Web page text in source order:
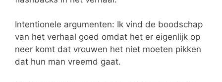
Intentionele argumenten: Ik vind de boodschap
van het verhaal goed omdat het er eigenlijk op
neer komt dat vrouwen het niet moeten pikken
dat hun man vreemd gaat.